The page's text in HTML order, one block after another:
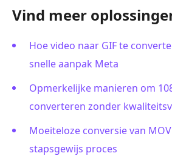
Vind meer
Hoe video naar GIF te
snelle aanpak Meta
Opmerkelijke manieren om
converteren zonder
Moeiteloze conversie van
stapsgewijs proces